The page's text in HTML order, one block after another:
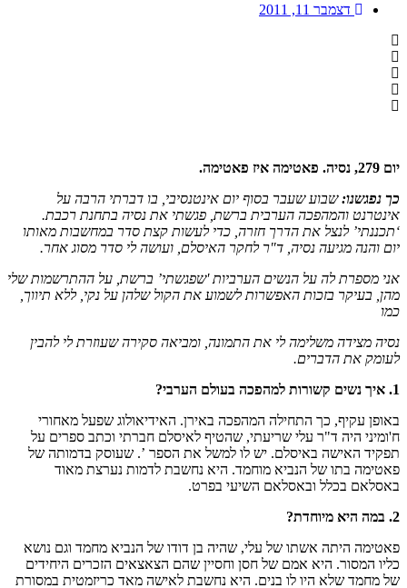
דצמבר 11, 2011
יום 279, נסיה. פאטימה איז פאטימה.
כך נפגשנו:שבוע שעבר בסוף יום אינטנסיבי, בו דברתי הרבה על
אינטרנט והמהפכה הערבית ברשת, פגשתי את נסיה בתחנת רכבת.
‘תכננתי’ לנצל את הדרך חזרה, כדי לעשות קצת סדר במחשבות מאותו
יום והנה מגיעה נסיה, ד"ר לחקר האיסלם, ועושה לי סדר מסוג אחר.
אני מספרת לה על הנשים הערביות 'שפגשתי’ ברשת, על ההתרשמות שלי
מהן, בעיקר בזכות האפשרות לשמוע את הקול שלהן על נקי, ללא תיווך,
כמו
נסיה מצידה משלימה לי את התמונה, ומביאה סקירה שעוזרת לי להבין
לעומק את הדברים.
1. איך נשים קשורות למהפכה בעולם הערבי?
באופן עקיף, כך התחילה המהפכה באירן. האידיאולוג שפעל מאחורי
ח'ומיני היה ד"ר עלי שריעתי, שהטיף לאיסלם חברתי וכתב ספרים על
תפקיד האישה באיסלם. יש לו למשל את הספר ’. שעוסק בדמותה של
פאטימה בתו של הנביא מוחמד. היא נחשבת לדמות נערצת מאוד
באסלאם בכלל ובאסלאם השיעי בפרט.
2. במה היא מיוחדת?
פאטימה היתה אשתו של עלי, שהיה בן דודו של הנביא מחמד וגם נושא
כליו המסור. היא אמם של חסן וחסיין שהם הצאצאים הזכרים היחידים
של מחמד שלא היו לו בנים. היא נחשבת לאישה מאד כריזמטית במסורת